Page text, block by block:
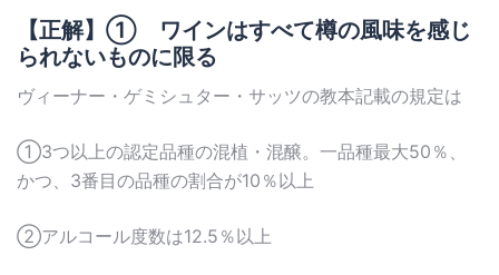
【正解】① ワインはすべて樽の風味を感じ
られないものに限る
ヴィーナー・ゲミシュター・サッツの教本記載の規定は
①3つ以上の認定品種の混植・混醸。一品種最大50％、
かつ、3番目の品種の割合が10％以上
②アルコール度数は12.5％以上